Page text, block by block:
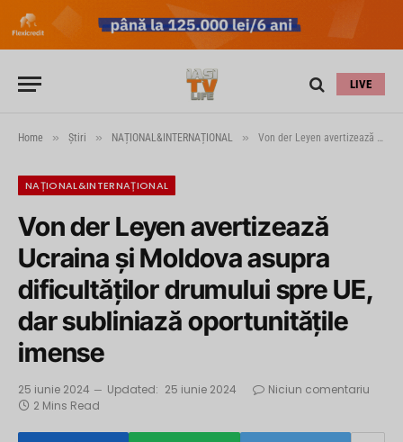
LIVE
Home » Știri » NAȚIONAL&INTERNAȚIONAL » Von der Leyen avertizează Ucraina și Moldova asupra dificultăților drumului spre UE, dar subliniază oportunitățile imense
NAȚIONAL&INTERNAȚIONAL
Von der Leyen avertizează
Ucraina și Moldova asupra
dificultăților drumului spre UE,
dar subliniază oportunitățile
imense
25 iunie 2024 Updated: 25 iunie 2024
Niciun comentariu
2 Mins Read